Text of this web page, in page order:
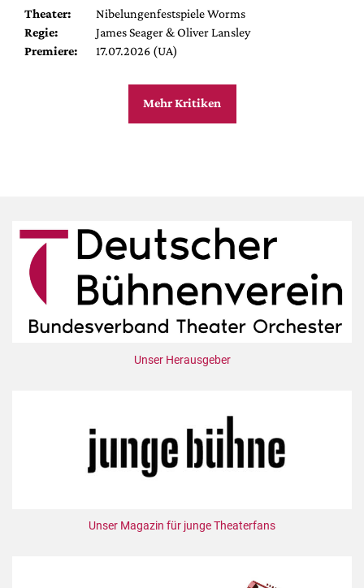
Theater:
Nibelungenfestspiele Worms
Regie:
James Seager & Oliver Lansley
Premiere:
17.07.2026 (UA)
Mehr Kritiken
Unser Herausgeber
Unser Magazin für junge Theaterfans